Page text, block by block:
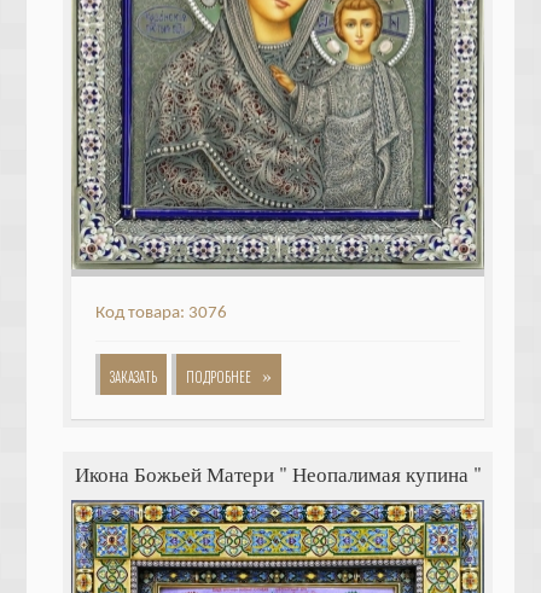
Код товара: 3076
ЗАКАЗАТЬ ПОДРОБНЕЕ »
Икона Божьей Матери " Неопалимая купина "